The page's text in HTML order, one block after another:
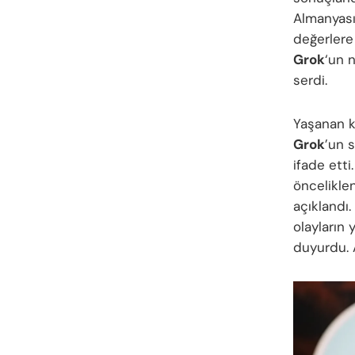
Grok‘un
serdi.
Yaşanan
Grok’un
ifade etti.
olayların
duyurdu.